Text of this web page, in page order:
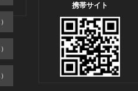
携帯サイト